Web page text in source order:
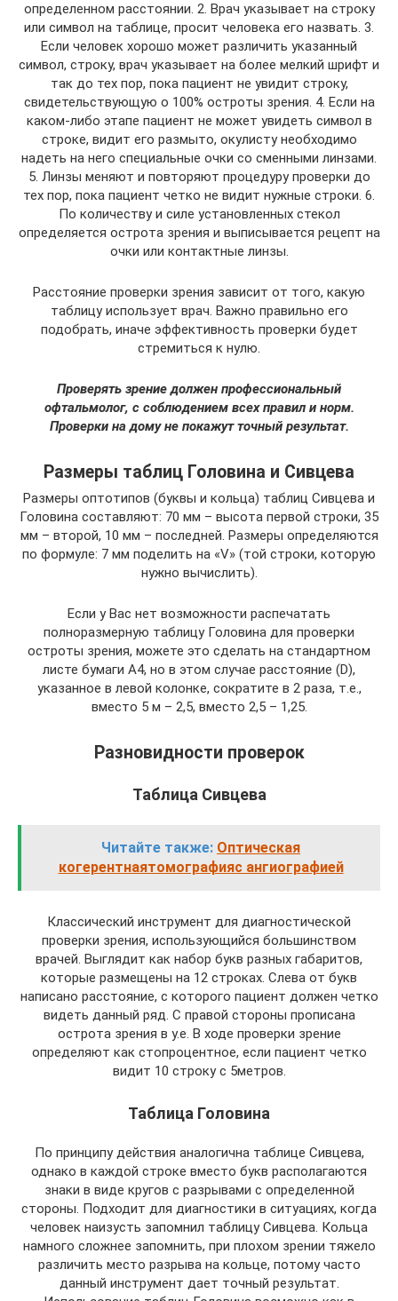
определенном расстоянии. 2. Врач указывает на строку
или символ на таблице, просит человека его назвать. 3.
Если человек хорошо может различить указанный
символ, строку, врач указывает на более мелкий шрифт и
так до тех пор, пока пациент не увидит строку,
свидетельствующую о 100% остроты зрения. 4. Если на
каком-либо этапе пациент не может увидеть символ в
строке, видит его размыто, окулисту необходимо
надеть на него специальные очки со сменными линзами.
5. Линзы меняют и повторяют процедуру проверки до
тех пор, пока пациент четко не видит нужные строки. 6.
По количеству и силе установленных стекол
определяется острота зрения и выписывается рецепт на
очки или контактные линзы.
Расстояние проверки зрения зависит от того, какую
таблицу использует врач. Важно правильно его
подобрать, иначе эффективность проверки будет
стремиться к нулю.
Проверять зрение должен профессиональный
офтальмолог, с соблюдением всех правил и норм.
Проверки на дому не покажут точный результат.
Размеры таблиц Головина и Сивцева
Размеры оптотипов (буквы и кольца) таблиц Сивцева и
Головина составляют: 70 мм – высота первой строки, 35
мм – второй, 10 мм – последней. Размеры определяются
по формуле: 7 мм поделить на «V» (той строки, которую
нужно вычислить).
Если у Вас нет возможности распечатать
полноразмерную таблицу Головина для проверки
остроты зрения, можете это сделать на стандартном
листе бумаги А4, но в этом случае расстояние (D),
указанное в левой колонке, сократите в 2 раза, т.е.,
вместо 5 м – 2,5, вместо 2,5 – 1,25.
Разновидности проверок
Таблица Сивцева
Читайте также: Оптическая
когерентнаятомографияс ангиографией
Классический инструмент для диагностической
проверки зрения, использующийся большинством
врачей. Выглядит как набор букв разных габаритов,
которые размещены на 12 строках. Слева от букв
написано расстояние, с которого пациент должен четко
видеть данный ряд. С правой стороны прописана
острота зрения в у.е. В ходе проверки зрение
определяют как стопроцентное, если пациент четко
видит 10 строку с 5метров.
Таблица Головина
По принципу действия аналогична таблице Сивцева,
однако в каждой строке вместо букв располагаются
знаки в виде кругов с разрывами с определенной
стороны. Подходит для диагностики в ситуациях, когда
человек наизусть запомнил таблицу Сивцева. Кольца
намного сложнее запомнить, при плохом зрении тяжело
различить место разрыва на кольце, потому часто
данный инструмент дает точный результат.